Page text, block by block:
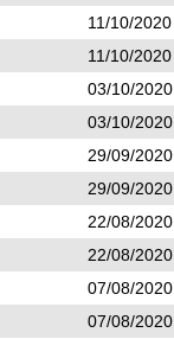
11/10/
11/10/
03/10/
03/10/
29/09/
29/09/
22/08/
22/08/
07/08/
07/08/